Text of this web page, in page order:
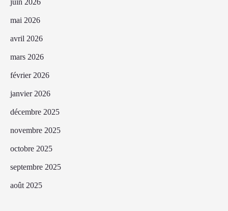
juin 2026
mai 2026
avril 2026
mars 2026
février 2026
janvier 2026
décembre 2025
novembre 2025
octobre 2025
septembre 2025
août 2025